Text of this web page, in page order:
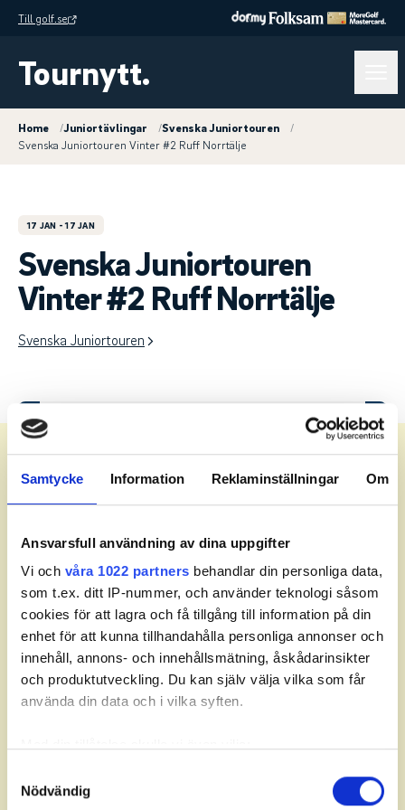
Samtycke Information Reklaminställningar Om
Ansvarsfull användning av dina uppgifter
Vi och våra 1022 partners behandlar din personliga data,
som t.ex. ditt IP-nummer, och använder teknologi såsom
cookies för att lagra och få tillgång till information på din
enhet för att kunna tillhandahålla personliga annonser och
innehåll, annons- och innehållsmätning, åskådarinsikter
och produktutveckling. Du kan själv välja vilka som får
använda din data och i vilka syften.
kan ha en noggrannhet på upp till flera meter
Nödvändig
Till golf.se
Tournytt.
Home /Juniortävlingar /Svenska Juniortouren
/
Svenska Juniortouren Vinter #2 Ruff Norrtälje
17 JAN - 17 JAN
Svenska Juniortouren
Vinter #2 Ruff Norrtälje
Svenska Juniortouren
Meny
Leaderboard.
Senast uppdaterad:20:32
Fav Pos Namn Hål Till par
Partners